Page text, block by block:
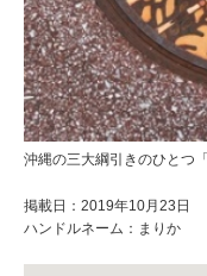
沖縄の三大綱引きのひとつ
掲載日：2019年10月23日
ハンドルネーム：まりか